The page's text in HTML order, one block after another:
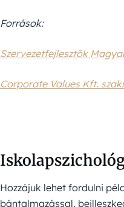
Források:
Szervezetfejlesztők
Corporate Values Kft.
Hozzájuk lehet fordulni
bántalmazással,